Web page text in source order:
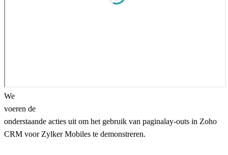
We
voeren de
onderstaande acties uit om het gebruik van paginalay-outs in Zoho
CRM voor Zylker Mobiles te demonstreren.